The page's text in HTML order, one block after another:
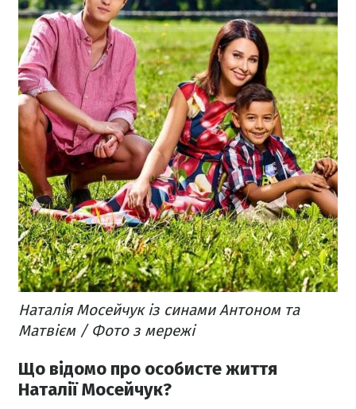
Наталія Мосейчук із синами Антоном та
Матвієм / Фото з мережі
Що відомо про особисте життя
Наталії Мосейчук?